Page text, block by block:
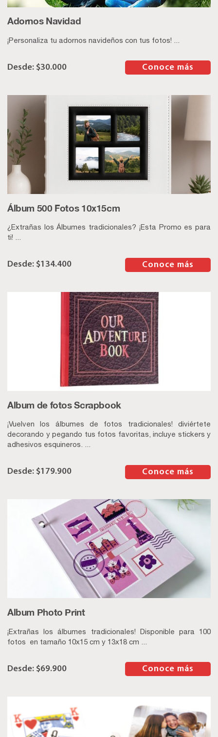
Adornos Navidad
¡Personaliza tu adornos navideños con tus fotos! ...
$30.000 Conoce más
Álbum 500 Fotos 10x15cm
¿Extrañas los Álbumes tradicionales? ¡Esta Promo es para
ti! ...
$134.400 Conoce más
Album de fotos Scrapbook
¡Vuelven los álbumes de fotos tradicionales! diviértete
decorando y pegando tus fotos favoritas, incluye stickers y
adhesivos esquineros. ...
$179.900 Conoce más
Album Photo Print
¡Extrañas los álbumes tradicionales! Disponible para 100
fotos en tamaño 10x15 cm y 13x18 cm ...
$69.900 Conoce más